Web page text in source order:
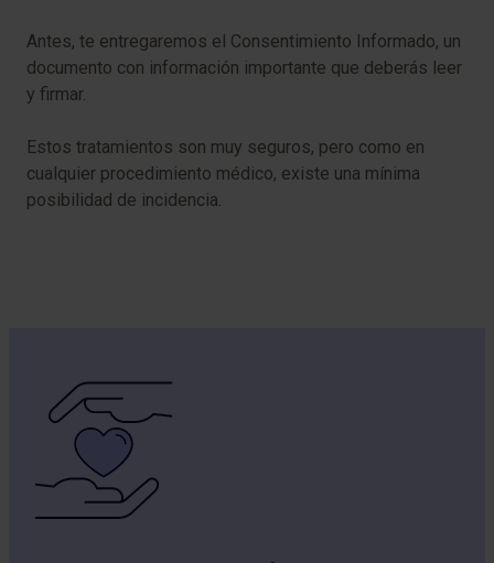
Antes, te entregaremos el Consentimiento Informado, un
documento con información importante que deberás leer
y firmar.
Estos tratamientos son muy seguros, pero como en
cualquier procedimiento médico, existe una mínima
posibilidad de incidencia.